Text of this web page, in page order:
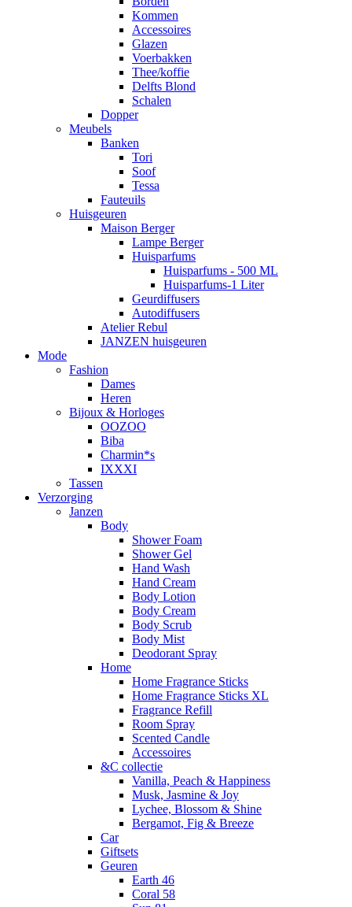
Kommen
Accessoires
Glazen
Voerbakken
Thee/koffie
Delfts Blond
Schalen
Dopper
Meubels
Banken
Tori
Soof
Tessa
Fauteuils
Huisgeuren
Maison Berger
Lampe Berger
Huisparfums
Huisparfums - 500 ML
Huisparfums-1 Liter
Geurdiffusers
Autodiffusers
Atelier Rebul
JANZEN huisgeuren
Mode
Fashion
Dames
Heren
Bijoux & Horloges
OOZOO
Biba
Charmin*s
IXXXI
Tassen
Verzorging
Janzen
Body
Shower Foam
Shower Gel
Hand Wash
Hand Cream
Body Lotion
Body Cream
Body Scrub
Body Mist
Deodorant Spray
Home
Home Fragrance Sticks
Home Fragrance Sticks XL
Fragrance Refill
Room Spray
Scented Candle
Accessoires
&C collectie
Vanilla, Peach & Happiness
Musk, Jasmine & Joy
Lychee, Blossom & Shine
Bergamot, Fig & Breeze
Car
Giftsets
Geuren
Earth 46
Coral 58